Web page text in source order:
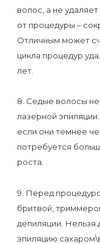
Эпиляция
или
депиляция?
волос, а не
от процедуры –
Отличным может
цикла процедур
лет.
8. Седые волосы
лазерной
если они темнее
потребуется
роста.
9. Перед
бритвой,
депиляции. Нельзя
эпиляцию